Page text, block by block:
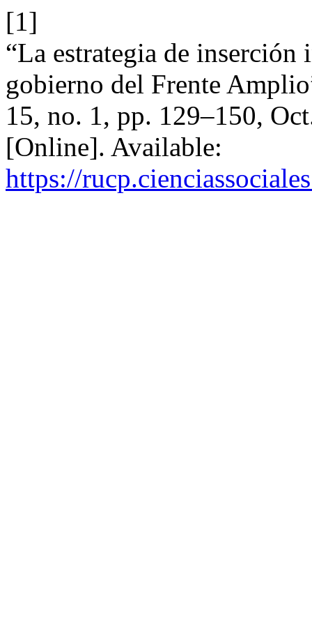
[1]
“La estrategia de
gobierno del Frente
15, no. 1, pp. 129–150,
[Online]. Available:
https://